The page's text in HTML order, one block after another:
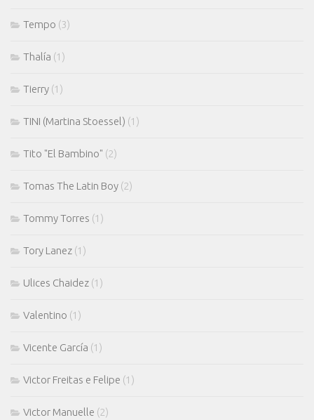
Tempo (3)
Thalía (1)
Tierry (1)
TINI (Martina Stoessel) (1)
Tito "El Bambino" (2)
Tomas The Latin Boy (2)
Tommy Torres (1)
Tory Lanez (1)
Ulices Chaidez (1)
Valentino (1)
Vicente García (1)
Victor Freitas e Felipe (1)
Victor Manuelle (2)